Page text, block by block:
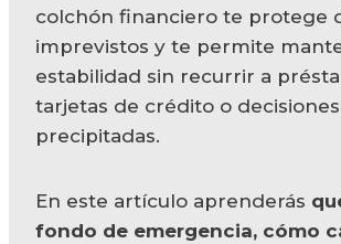
colchón financiero te protege
imprevistos y te permite
estabilidad sin recurrir a
tarjetas de crédito o decisiones
precipitadas.
En este artículo aprenderás
fondo de emergencia, cómo